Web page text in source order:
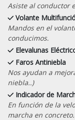
Asiste al conductor
Volante
Mandos en el
conducimos.
Elevalunas
Faros Antiniebla
Nos ayudan a
niebla..)
Indicador de
En función de la
marcha en concreto.